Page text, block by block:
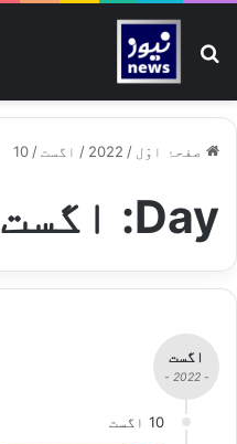
تلاش کیجیے
صفحۂ اوّل /
2022
/ اگست/
10
Day: اگست 10، 2022
اگست
- 2022 -
10 اگست